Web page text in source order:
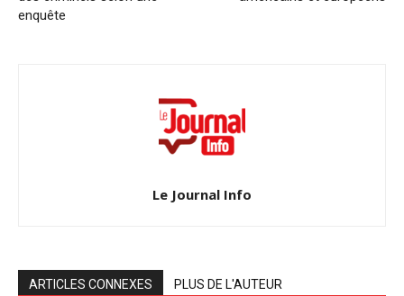
enquête
Le Journal Info
ARTICLES CONNEXES PLUS DE L'AUTEUR